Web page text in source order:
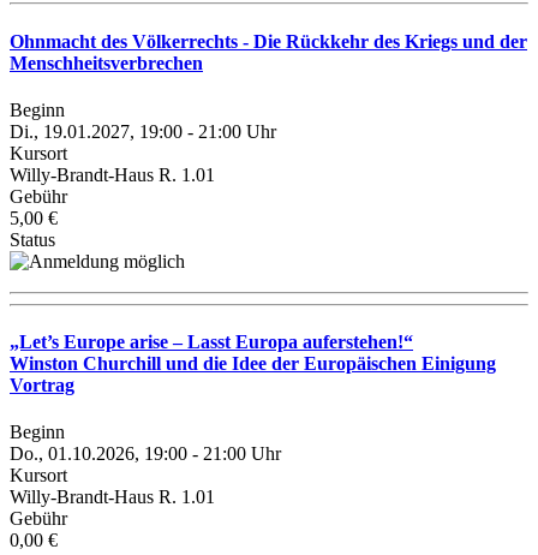
Ohnmacht des Völkerrechts - Die Rückkehr des Kriegs und der
Menschheitsverbrechen
Beginn
Di., 19.01.2027, 19:00 - 21:00 Uhr
Kursort
Willy-Brandt-Haus R. 1.01
Gebühr
5,00 €
Status
„Let’s Europe arise – Lasst Europa auferstehen!“
Winston Churchill und die Idee der Europäischen Einigung
Vortrag
Beginn
Do., 01.10.2026, 19:00 - 21:00 Uhr
Kursort
Willy-Brandt-Haus R. 1.01
Gebühr
0,00 €